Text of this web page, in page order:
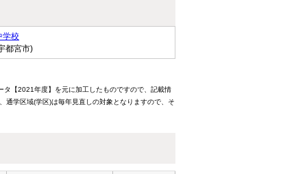
学校
都宮市)
【2021年度】を元に加工したものですので、記載情
通学区域(学区)は毎年見直しの対象となりますので、そ